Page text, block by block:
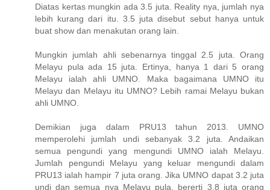
Diatas kertas mungkin ada 3.5 juta. Reality nya, jumlah nya
lebih kurang dari itu. 3.5 juta disebut sebut hanya untuk
buat show dan menakutan orang lain.
Mungkin jumlah ahli sebenarnya tinggal 2.5 juta. Orang
Melayu pula ada 15 juta. Ertinya, hanya 1 dari 5 orang
Melayu ialah ahli UMNO. Maka bagaimana UMNO itu
Melayu dan Melayu itu UMNO? Lebih ramai Melayu bukan
ahli UMNO.
Demikian juga dalam PRU13 tahun 2013. UMNO
memperolehi jumlah undi sebanyak 3.2 juta. Andaikan
semua pengundi yang mengundi UMNO ialah Melayu.
Jumlah pengundi Melayu yang keluar mengundi dalam
PRU13 ialah hampir 7 juta orang. Jika UMNO dapat 3.2 juta
undi dan semua nya Melayu pula, bererti 3.8 juta orang